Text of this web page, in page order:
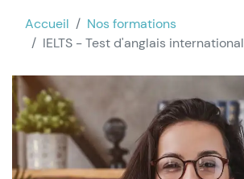
Accueil
Nos formations
IELTS - Test d'anglais international